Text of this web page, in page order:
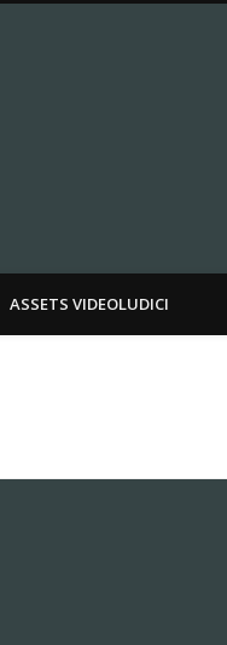
ASSETS VIDEOLUDICI